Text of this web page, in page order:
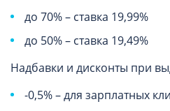
до 70% – ставка 19,99%
до 50% – ставка 19,49%
Надбавки и дисконты при
-0,5% – для зарплатных